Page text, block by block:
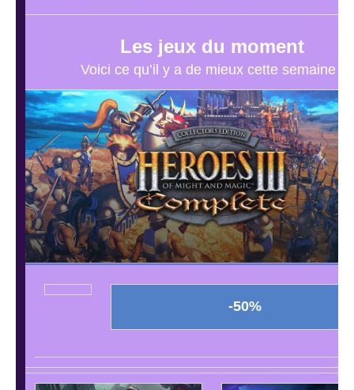
Les jeux du moment
Voici ce qu’il y a de mieux cette semaine !
-50%